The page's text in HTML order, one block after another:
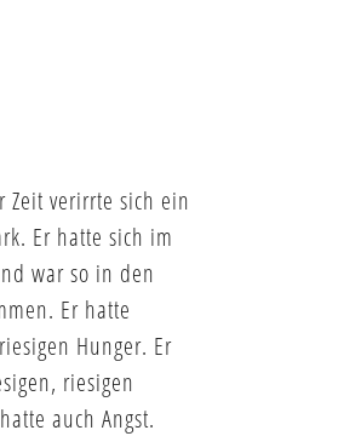
Zeit verirrte sich ein
Er hatte sich im
war so in den
Er hatte
Hunger. Er
riesigen
auch Angst.